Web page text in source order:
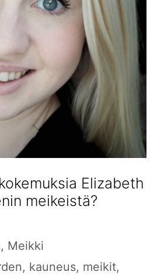
Elizabeth
meikeistä?
, Meikki
, kauneus, meikit,